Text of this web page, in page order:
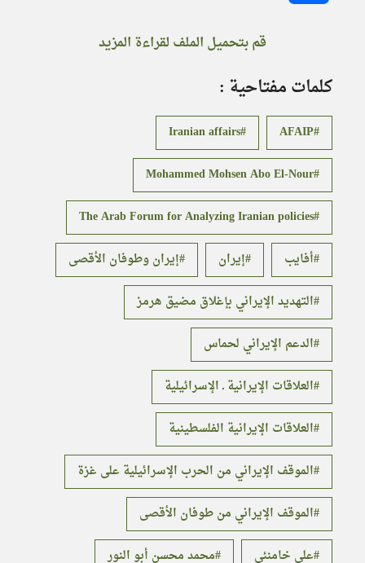
قم بتحميل الملف لقراءة المزيد
كلمات مفتاحية :
AFAIP
Iranian affairs
Mohammed Mohsen Abo El-Nour
The Arab Forum for Analyzing Iranian policies
أفايب
إيران
إيران وطوفان الأقصى
التهديد الإيراني بإغلاق مضيق هرمز
الدعم الإيراني لحماس
العلاقات الإيرانية ـ الإسرائيلية
العلاقات الإيرانية الفلسطينية
الموقف الإيراني من الحرب الإسرائيلية على غزة
الموقف الإيراني من طوفان الأقصى
علي خامنئي
محمد محسن أبو النور